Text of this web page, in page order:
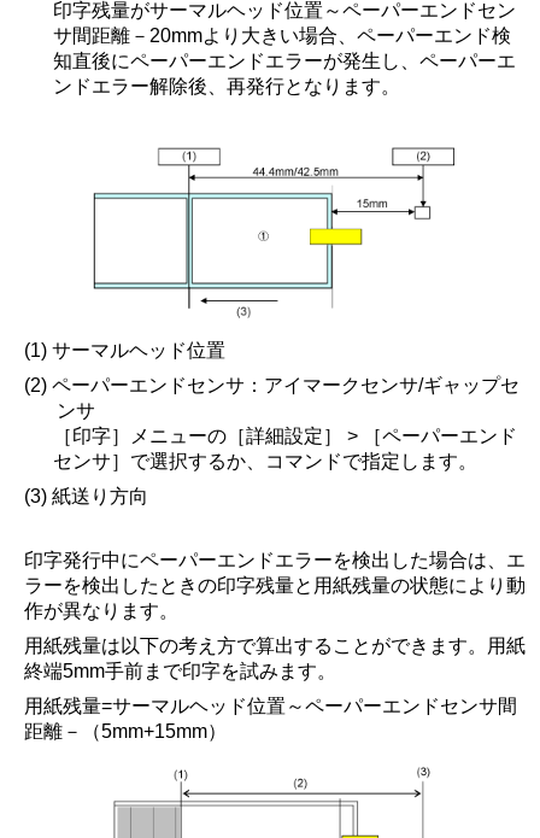
印字残量がサーマルヘッド位置～ペーパーエンドセン
サ間距離－20mmより大きい場合、ペーパーエンド検
知直後にペーパーエンドエラーが発生し、ペーパーエ
ンドエラー解除後、再発行となります。
(1) サーマルヘッド位置
(2) ペーパーエンドセンサ：アイマークセンサ/ギャップセ
ンサ
［印字］ メニューの ［詳細設定］ > ［ペーパーエンド
センサ］ で選択するか、コマンドで指定します。
(3) 紙送り方向
印字発行中にペーパーエンドエラーを検出した場合は、エ
ラーを検出したときの印字残量と用紙残量の状態により動
作が異なります。
用紙残量は以下の考え方で算出することができます。用紙
終端5mm手前まで印字を試みます。
用紙残量=サーマルヘッド位置～ペーパーエンドセンサ間
距離－（5mm+15mm）